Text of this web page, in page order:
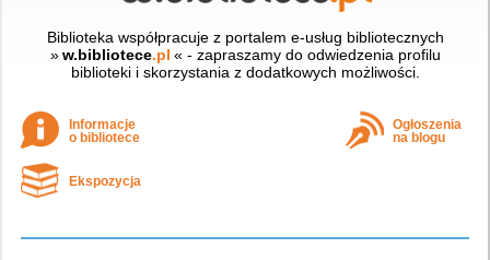
Biblioteka współpracuje z portalem e-usług bibliotecznych
» w.bibliotece.pl « - zapraszamy do odwiedzenia profilu
biblioteki i skorzystania z dodatkowych możliwości.
Informacje
o bibliotece
Ogłoszenia
na blogu
Ekspozycja